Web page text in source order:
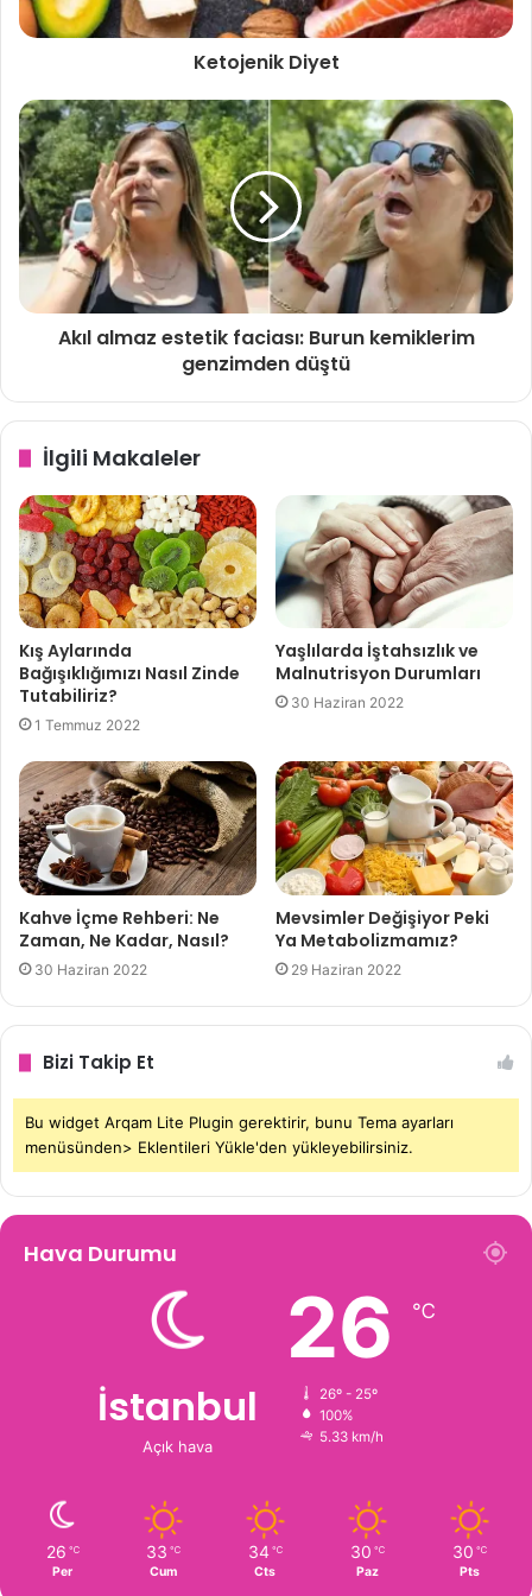
kaçınmak, ara öğünlerle sık beslenmek, geç akşam yemeği
yemek, gece atıştırmaları yapmak baş ağrısını
Bununla birlikte migrene neden olan birçok risk faktörü su
dengesini değiştirmekte ve bu da migrenlilerin su
eksikliğine yatkınlığını artırabilmektedir.
Birçok kişi sıvı alımını artırmak için çay-kahve tüketimine
başvursa da çay ve kahvenin migren şiddetini arttırdığı
bilinmektedir.
Su tüketiminin sıvı alımından bağımsız olarak yeterli
miktarda sağlanması migren için büyük önem taşımaktadır.
sıklığını hem de şiddetini azaltmaktadır.
Özetle,
1-Tetikleyici besinleri beslenmenizden çıkarın,
2-Uzun süre aç kalmayın,
3-Su içmeyi unutmayın! Sağlıklı günler …
Tweet Share
Share Share
Besinler Migren
Ketojenik Diyet
Akıl almaz estetik faciası: Burun kemiklerim
genzimden düştü
İlgili Makaleler
Kış Aylarında
Bağışıklığımızı Nasıl Zinde
Tutabiliriz?
1 Temmuz 2022
Yaşlılarda İştahsızlık ve
Malnutrisyon Durumları
30 Haziran 2022
Kahve İçme Rehberi: Ne
Zaman, Ne Kadar, Nasıl?
30 Haziran 2022
Mevsimler Değişiyor Peki
Ya Metabolizmamız?
29 Haziran 2022
Bizi Takip Et
Bu widget Arqam Lite Plugin gerektirir, bunu Tema ayarları
menüsünden> Eklentileri Yükle'den yükleyebilirsiniz.
Hava Durumu
İstanbul
Açık hava
26 ℃
26º - 25º
100%
5.33 km/h
26 ℃
Per
33 ℃
Cum
34 ℃
Cts
30 ℃
Paz
30 ℃
Pts